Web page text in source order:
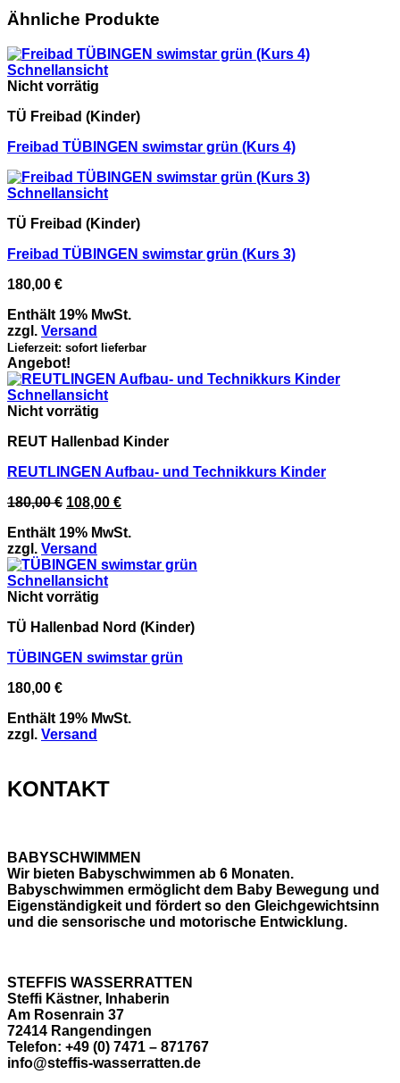
Ähnliche Produkte
Schnellansicht
Nicht vorrätig
TÜ Freibad (Kinder)
Freibad TÜBINGEN swimstar grün (Kurs 4)
Schnellansicht
TÜ Freibad (Kinder)
Freibad TÜBINGEN swimstar grün (Kurs 3)
180,00 €
Enthält 19% MwSt.
zzgl. Versand
Lieferzeit: sofort lieferbar
Angebot!
Schnellansicht
Nicht vorrätig
REUT Hallenbad Kinder
REUTLINGEN Aufbau- und Technikkurs Kinder
180,00€ Ursprünglicher
war:
180,00 €
108,00 €Aktueller
ist:
Enthält 19% MwSt.
zzgl. Versand
Schnellansicht
Nicht vorrätig
TÜ Hallenbad Nord (Kinder)
TÜBINGEN swimstar grün
180,00 €
Enthält 19% MwSt.
zzgl. Versand
KONTAKT
BABYSCHWIMMEN
Wir bieten Babyschwimmen ab 6 Monaten.
Babyschwimmen ermöglicht dem Baby Bewegung und
Eigenständigkeit und fördert so den Gleichgewichtsinn
und die sensorische und motorische Entwicklung.
STEFFIS WASSERRATTEN
Steffi Kästner, Inhaberin
Am Rosenrain 37
72414 Rangendingen
Telefon: +49 (0) 7471 – 871767
info@steffis-wasserratten.de